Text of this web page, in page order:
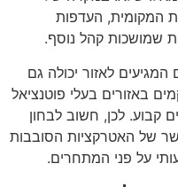
המקומית, העדפות
שמושכות קהל נוסף.
לאזור יכולה גם
באזורים בעלי פוטנציאל
קבוע. לכן, חשוב לבחון
של האטרקציות הסובבות
על פני המתחרים.